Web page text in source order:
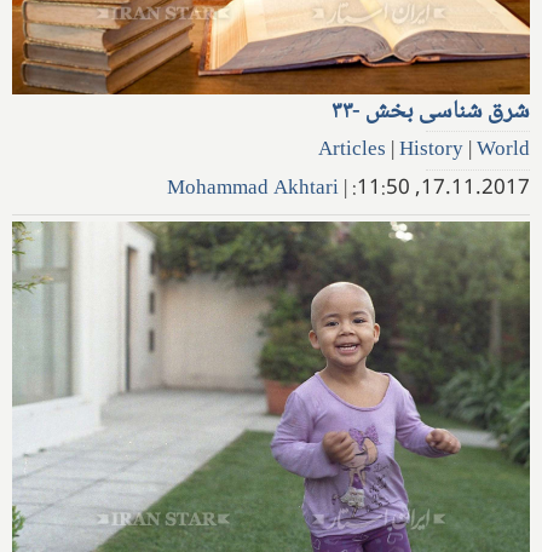
شرق شناسی بخش -۳۳
Articles |History|World
17.11.2017, 11:50:
|
Mohammad Akhtari